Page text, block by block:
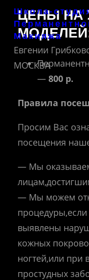
Школа-
Макияжа
Евгении
МОСКВА
ЦЕНЫ НА
— 800 р.
Правила
Просим Вас
посещения
— Мы
— Мы можем
выявлены
кожных
ногтей,или при
простудных